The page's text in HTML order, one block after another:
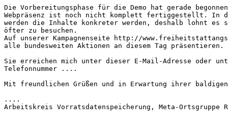
Die Vorbereitungsphase für die Demo hat gerade
Webpräsenz ist noch nicht komplett fertiggestellt. In
werden die Inhalte konkreter werden, deshalb lohnt es
öfter zu besuchen.
Auf unserer Kampagnenseite http://
alle bundesweiten Aktionen an diesem Tag präsentieren.
Sie erreichen mich unter dieser E-Mail-Adresse oder
Telefonnummer ....
Mit freundlichen Grüßen und in Erwartung ihrer
....
Arbeitskreis Vorratsdatenspeicherung, Meta-Ortsgruppe